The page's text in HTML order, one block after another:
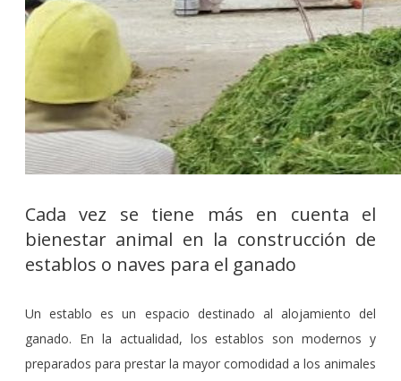
Cada vez se tiene más en cuenta el
bienestar animal en la construcción de
establos o naves para el ganado
Un establo es un espacio destinado al alojamiento del
ganado. En la actualidad, los establos son modernos y
preparados para prestar la mayor comodidad a los animales